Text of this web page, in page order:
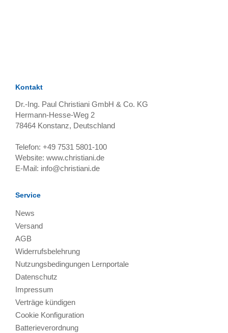
Kontakt
Dr.-Ing. Paul Christiani GmbH & Co. KG
Hermann-Hesse-Weg 2
78464 Konstanz, Deutschland
Telefon: +49 7531 5801-100
Website: www.christiani.de
E-Mail: info@christiani.de
Service
News
Versand
AGB
Widerrufsbelehrung
Nutzungsbedingungen Lernportale
Datenschutz
Impressum
Verträge kündigen
Cookie Konfiguration
Batterieverordnung